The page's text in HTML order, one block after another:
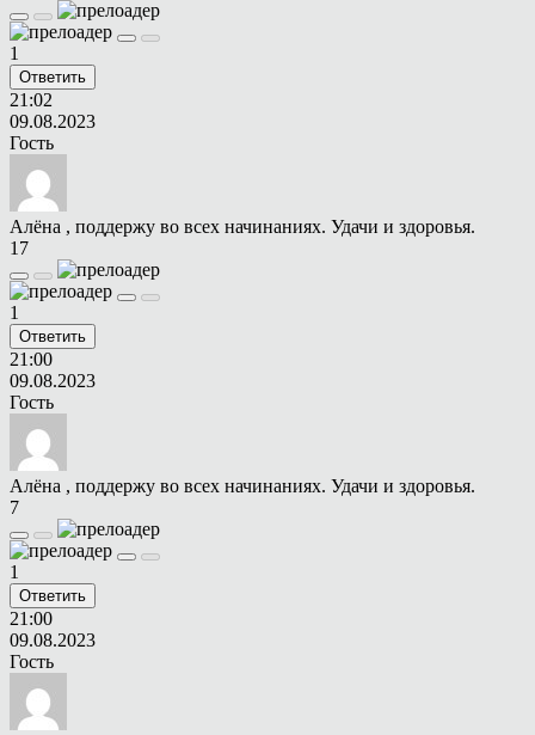
1
Ответить
21:02
09.08.2023
Гость
Алёна , поддержу во всех начинаниях. Удачи и здоровья.
17
1
Ответить
21:00
09.08.2023
Гость
Алёна , поддержу во всех начинаниях. Удачи и здоровья.
7
1
Ответить
21:00
09.08.2023
Гость